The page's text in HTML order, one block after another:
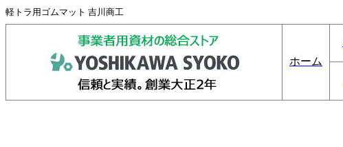
軽トラ用ゴムマット 吉川商工
ホーム